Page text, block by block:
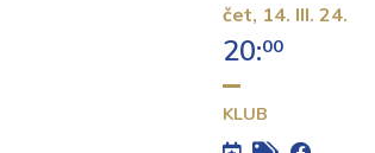
čet, 14. III. 24.
20:00
KLUB